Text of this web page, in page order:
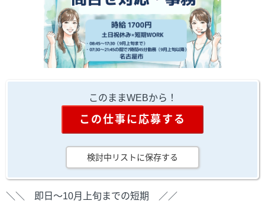
このままWEBから！
この仕事に応募する
検討中リストに保存する
＼＼ 即日～10月上旬までの短期 ／／